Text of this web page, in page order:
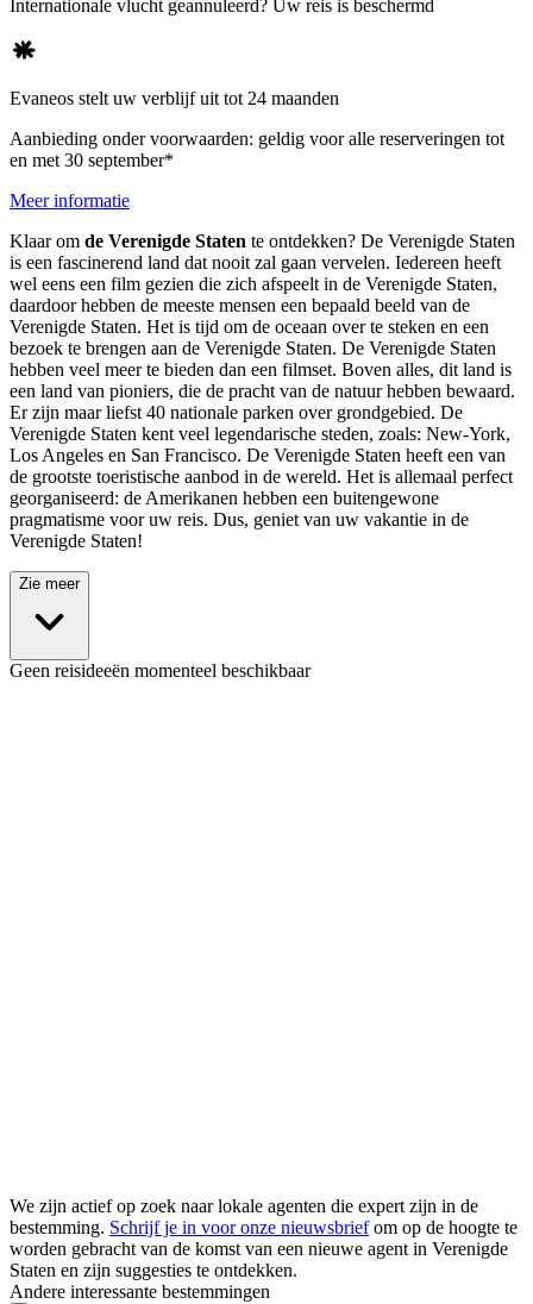
Internationale vlucht geannuleerd? Uw reis is beschermd
Evaneos stelt uw verblijf uit tot 24 maanden
Aanbieding onder voorwaarden: geldig voor alle reserveringen tot
en met 30 september*
Meer informatie
Klaar om de Verenigde Staten te ontdekken? De Verenigde Staten
is een fascinerend land dat nooit zal gaan vervelen. Iedereen heeft
wel eens een film gezien die zich afspeelt in de Verenigde Staten,
daardoor hebben de meeste mensen een bepaald beeld van de
Verenigde Staten. Het is tijd om de oceaan over te steken en een
bezoek te brengen aan de Verenigde Staten. De Verenigde Staten
hebben veel meer te bieden dan een filmset. Boven alles, dit land is
een land van pioniers, die de pracht van de natuur hebben bewaard.
Er zijn maar liefst 40 nationale parken over grondgebied. De
Verenigde Staten kent veel legendarische steden, zoals: New-York,
Los Angeles en San Francisco. De Verenigde Staten heeft een ​​van
de grootste toeristische aanbod in de wereld. Het is allemaal perfect
georganiseerd: de Amerikanen hebben een buitengewone
pragmatisme voor uw reis. Dus, geniet van uw vakantie in de
Verenigde Staten!
Zie meer
Geen reisideeën momenteel beschikbaar
We zijn actief op zoek naar lokale agenten die expert zijn in de
bestemming. Schrijf je in voor onze nieuwsbriefom op de hoogte te
worden gebracht van de komst van een nieuwe agent in Verenigde
Staten en zijn suggesties te ontdekken.
Andere interessante bestemmingen